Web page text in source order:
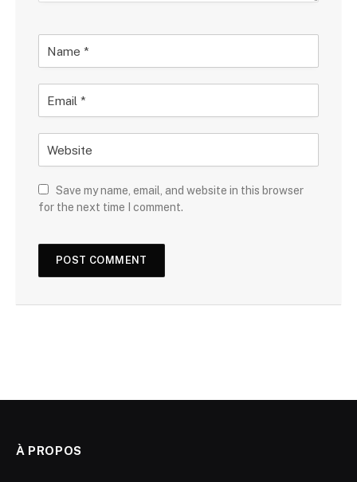
Save my name, email, and website in this browser
for the next time I comment.
À PROPOS